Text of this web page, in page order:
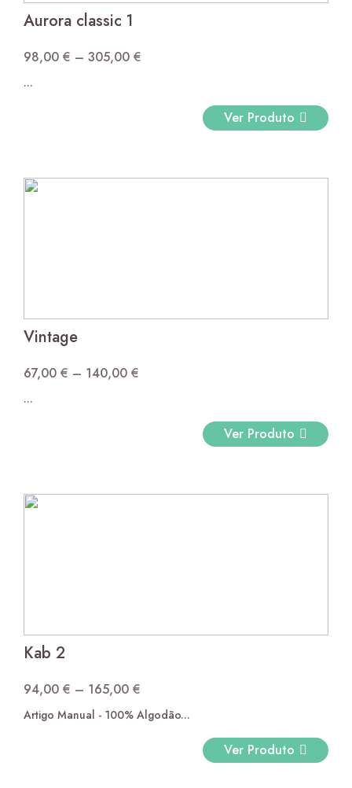
Aurora classic 1
98,00 € – 305,00 €
...
Ver Produto
Vintage
67,00 € – 140,00 €
...
Ver Produto
Kab 2
94,00 € – 165,00 €
range:
Artigo Manual - 100% Algodão...
Ver Produto